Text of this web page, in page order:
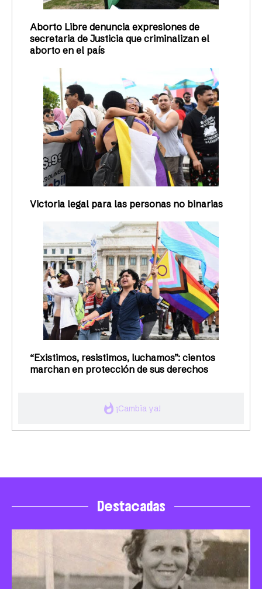
whatshot ¡Cambia ya!
Aborto Libre denuncia expresiones de
secretaria de Justicia que criminalizan el
aborto en el país
Victoria legal para las personas no binarias
“Existimos, resistimos, luchamos”: cientos
marchan en protección de sus derechos
Destacadas